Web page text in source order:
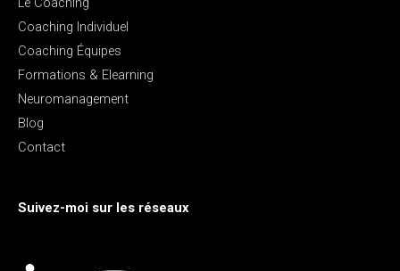
Coaching Individuel
Coaching Équipes
Formations & Elearning
Neuromanagement
Blog
Contact
Suivez-moi sur les réseaux